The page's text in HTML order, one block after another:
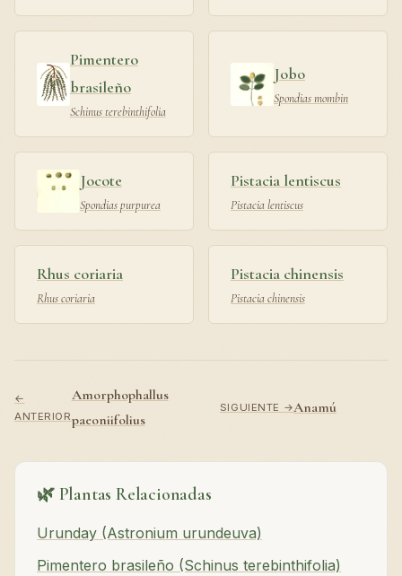
Pimentero
brasileño
Schinus terebinthifolia
Jobo
Spondias mombin
Jocote
Spondias purpurea
Pistacia lentiscus
Pistacia lentiscus
Rhus coriaria
Rhus coriaria
Pistacia chinensis
Pistacia chinensis
←
ANTERIOR
Amorphophallus
paeoniifolius
SIGUIENTE →Anamú
🌿 Plantas Relacionadas
Urunday (Astronium urundeuva)
Pimentero brasileño (Schinus terebinthifolia)